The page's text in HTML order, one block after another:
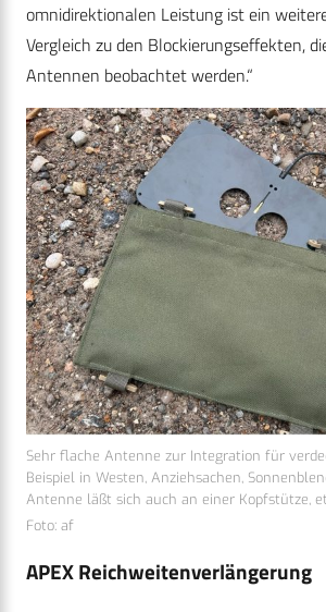
omnidirektionalen Leistung ist ein
Vergleich zu den Blockierungseffekten,
Antennen beobachtet werden.“
Sehr flache Antenne zur Integration für
Beispiel in Westen, Anziehsachen,
Antenne läßt sich auch an einer Kopfstütze,
Foto: af
APEX Reichweitenverlängerung